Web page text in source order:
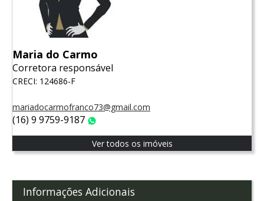
Maria do Carmo
Corretora responsável
CRECI: 124686-F
mariadocarmofranco73@gmail.com
(16) 9 9759-9187
Ver todos os imóveis
Informações Adicionais